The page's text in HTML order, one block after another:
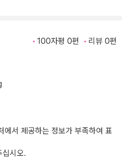
100자평 0편 리뷰 0편
서 제공하는 정보가 부족하여 표
십시오.